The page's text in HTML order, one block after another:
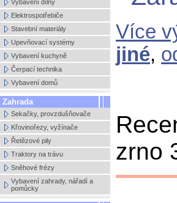
Vybavení dílny
Elektrospotřebiče
Stavební materiály
Upevňovací systémy
Vybavení kuchyně
Čerpací technika
Vybavení domů
Zahrada
Sekačky, provzdušňovače
Křovinořezy, vyžínače
Řetězové pily
Traktory na trávu
Sněhové frézy
Vybavení zahrady, nářadí a
pomůcky
Více
jiné,
zrno